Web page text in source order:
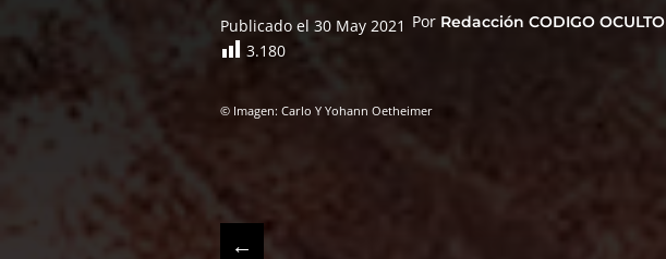
Publicado el 30 May 2021 Por Redacción CODIGO OCULTO
3.180
© Imagen: Carlo Y Yohann Oetheimer
←